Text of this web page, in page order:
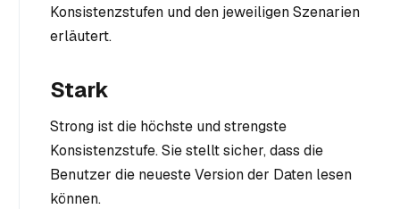
Konsistenzstufen und den jeweiligen Szenarien
erläutert.
Stark
Strong ist die höchste und strengste
Konsistenzstufe. Sie stellt sicher, dass die
Benutzer die neueste Version der Daten lesen
können.